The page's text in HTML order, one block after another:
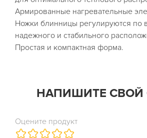
Армированные нагревательные
Ножки блинницы регулируются по
надежного и стабильного
Простая и компактная форма.
НАПИШИТЕ СВОЙ
Оцените продукт